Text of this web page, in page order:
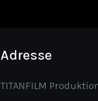
Adresse
TITANFILM